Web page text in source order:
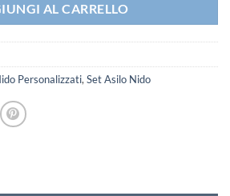
AL CARRELLO
Personalizzati, Set Asilo Nido